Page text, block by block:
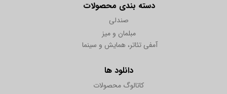
دسته بندی محصولات
صندلی
مبلمان و میز
آمفی تئاتر، همایش و سینما
دانلود ها
کاتالوگ محصولات